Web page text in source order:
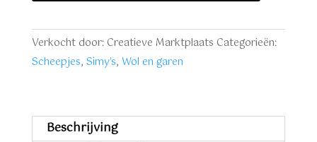
paars
aantal
Verkocht door: Creatieve Marktplaats Categorieën:
Scheepjes, Simy's, Wol en garen
Beschrijving